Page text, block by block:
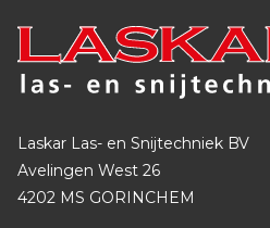
Laskar Las- en Snijtechniek BV
Avelingen West 26
4202 MS GORINCHEM